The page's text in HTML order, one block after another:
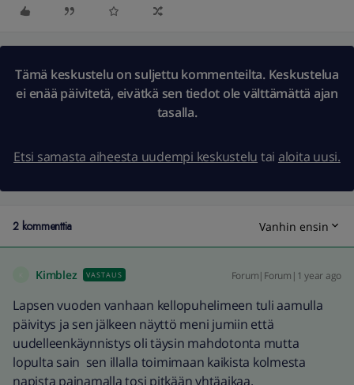
Tämä keskustelu on suljettu kommenteilta. Keskustelua
ei enää päivitetä, eivätkä sen tiedot ole välttämättä ajan
tasalla.
Etsi samasta aiheesta uudempi keskustelu tai aloita uusi.
2 kommenttia Vanhin ensin
Kimblez VASTAUS Forum|Forum|1 year ago
Lapsen vuoden vanhaan kellopuhelimeen tuli aamulla
päivitys ja sen jälkeen näyttö meni jumiin että
uudelleenkäynnistys oli täysin mahdotonta mutta
lopulta sain sen illalla toimimaan kaikista kolmesta
napista painamalla tosi pitkään yhtäaikaa.